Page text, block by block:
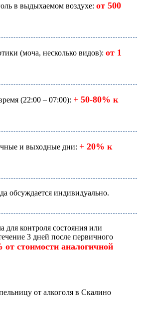
в выдыхаемом воздухе: от 500
(моча, несколько видов): от 1
(22:00 – 07:00): + 50-80% к
и выходные дни: + 20% к
обсуждается индивидуально.
для контроля состояния или
3 дней после первичного
от стоимости аналогичной
от алкоголя в Скалино